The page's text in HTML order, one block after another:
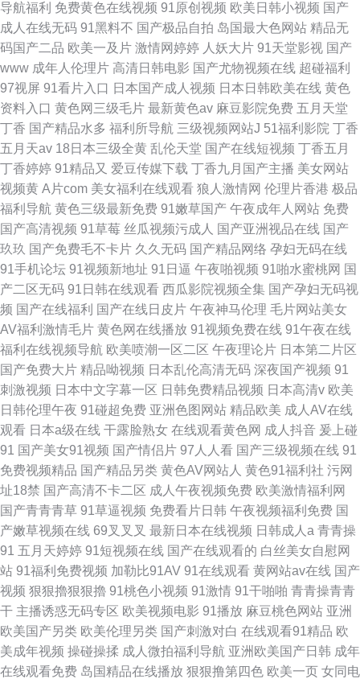
导航福利 免费黄色在线视频 91原创视频 欧美日韩小视频 国产
成人在线无码 91黑料不 国产极品自拍 岛国最大色网站 精品无
码国产二品 欧美一及片 激情网婷婷 人妖大片 91天堂影视 国产
www 成年人伦理片 高清日韩电影 国产尤物视频在线 超碰福利
97视屏 91看片入口 日本国产成人视频 日本日韩欧美在线 黄色
资料入口 黄色网三级毛片 最新黄色av 麻豆影院免费 五月天堂
丁香 国产精品水多 福利所导航 三级视频网站J 51福利影院 丁香
五月天av 18日本三级全黄 乱伦天堂 国产在线短视频 丁香五月
丁香婷婷 91精品又 爱豆传媒下载 丁香九月国产主播 美女网站
视频黄 A片com 美女福利在线观看 狼人激情网 伦理片香港 极品
福利导航 黄色三级最新免费 91嫩草国产 午夜成年人网站 免费
国产高清视频 91草莓 丝瓜视频污成人 国产亚洲视品在线 国产
玖玖 国产免费毛不卡片 久久无码 国产精品网络 孕妇无码在线
91手机论坛 91视频新地址 91日逼 午夜啪视频 91啪水蜜桃网 国
产二区无码 91日韩在线观看 西瓜影院视频全集 国产孕妇无码视
频 国产在线福利 国产在线日皮片 午夜神马伦理 毛片网站美女
AV福利激情毛片 黄色网在线播放 91视频免费在线 91午夜在线
福利在线视频导航 欧美喷潮一区二区 午夜理论片 日本第二片区
国产免费大片 精品呦视频 日本乱伦高清无码 深夜国产视频 91
刺激视频 日本中文字幕一区 日韩免费精品视频 日本高清v 欧美
日韩伦理午夜 91碰超免费 亚洲色图网站 精品欧美 成人AV在线
观看 日本a级在线 干露脸熟女 在线观看黄色网 成人抖音 爰上碰
91 国产美女91视频 国产情侣片 97人人看 国产三级视频在线 91
免费视频精品 国产精品另类 黄色AV网站人 黄色91福利社 污网
址18禁 国产高清不卡二区 成人午夜视频免费 欧美激情福利网
国产青青青草 91草逼视频 免费看片日韩 午夜视频福利免费 国
产嫩草视频在线 69叉叉叉 最新日本在线视频 日韩成人a 青青操
91 五月天婷婷 91短视频在线 国产在线观看的 白丝美女自慰网
站 91福利免费视频 加勒比91AV 91在线观看 黄网站av在线 国产
视频 狠狠擼狠狠擼 91桃色小视频 91激情 91干啪啪 青青操青青
干 主播诱惑无码专区 欧美视频电影 91播放 麻豆桃色网站 亚洲
欧美国产另类 欧美伦理另类 国产刺激对白 在线观看91精品 欧
美成年视频 操碰操揉 成人微拍福利导航 亚洲欧美国产日韩 成年
在线观看免费 岛国精品在线播放 狠狠撸第四色 欧美一页 女同电